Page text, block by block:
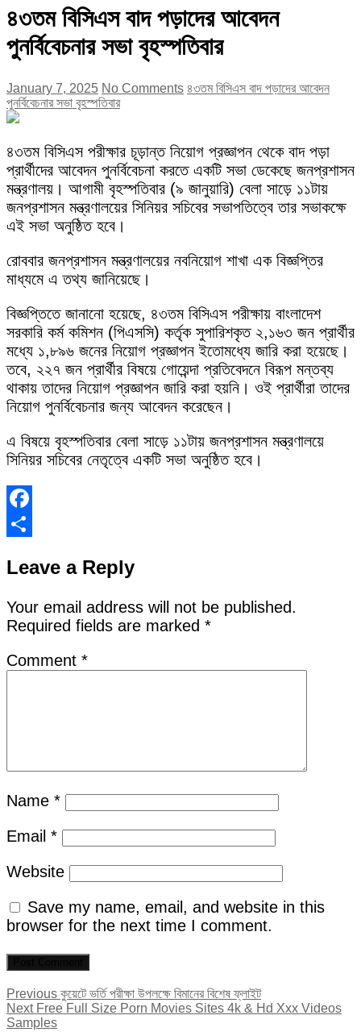
৪৩তম বিসিএস বাদ পড়াদের আবেদন
পুনর্বিবেচনার সভা বৃহস্পতিবার
January 7, 2025 No Comments ৪৩তম বিসিএস বাদ পড়াদের আবেদন
পুনর্বিবেচনার সভা বৃহস্পতিবার
৪৩তম বিসিএস পরীক্ষার চূড়ান্ত নিয়োগ প্রজ্ঞাপন থেকে বাদ পড়া
প্রার্থীদের আবেদন পুনর্বিবেচনা করতে একটি সভা ডেকেছে জনপ্রশাসন
মন্ত্রণালয়। আগামী বৃহস্পতিবার (৯ জানুয়ারি) বেলা সাড়ে ১১টায়
জনপ্রশাসন মন্ত্রণালয়ের সিনিয়র সচিবের সভাপতিত্বে তার সভাকক্ষে
এই সভা অনুষ্ঠিত হবে।
রোববার জনপ্রশাসন মন্ত্রণালয়ের নবনিয়োগ শাখা এক বিজ্ঞপ্তির
মাধ্যমে এ তথ্য জানিয়েছে।
বিজ্ঞপ্তিতে জানানো হয়েছে, ৪৩তম বিসিএস পরীক্ষায় বাংলাদেশ
সরকারি কর্ম কমিশন (পিএসসি) কর্তৃক সুপারিশকৃত ২,১৬৩ জন প্রার্থীর
মধ্যে ১,৮৯৬ জনের নিয়োগ প্রজ্ঞাপন ইতোমধ্যে জারি করা হয়েছে।
তবে, ২২৭ জন প্রার্থীর বিষয়ে গোয়েন্দা প্রতিবেদনে বিরূপ মন্তব্য
থাকায় তাদের নিয়োগ প্রজ্ঞাপন জারি করা হয়নি। ওই প্রার্থীরা তাদের
নিয়োগ পুনর্বিবেচনার জন্য আবেদন করেছেন।
এ বিষয়ে বৃহস্পতিবার বেলা সাড়ে ১১টায় জনপ্রশাসন মন্ত্রণালয়ে
সিনিয়র সচিবের নেতৃত্বে একটি সভা অনুষ্ঠিত হবে।
Facebook
Leave a Reply
Your email address will not be published.
Required fields are marked *
Comment *
Name *
Email *
Website
Save my name, email, and website in this
browser for the next time I comment.
Post
navigation
Previous Previous
post:
কুয়েটে ভর্তি পরীক্ষা উপলক্ষে বিমানের বিশেষ ফ্লাইট
Next Next
post:
Free Full Size Porn Movies Sites 4k & Hd Xxx Videos
Samples